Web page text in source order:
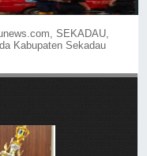
SEKADAU,
Kabupaten Sekadau